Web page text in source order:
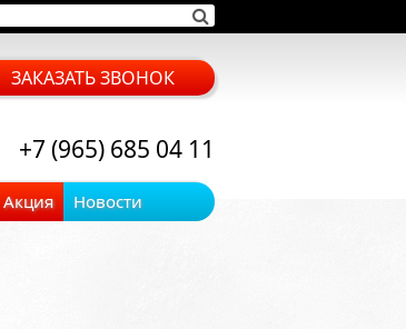
ЗАКАЗАТЬ ЗВОНОК
+7 (965) 685 04 11
Акция Новости